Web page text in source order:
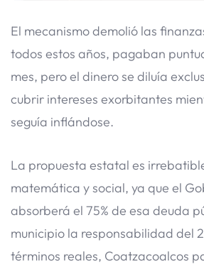
El mecanismo demolió las
todos estos años, pagaban
mes, pero el dinero se diluía
cubrir intereses exorbitantes
seguía inflándose.
​La propuesta estatal es
matemática y social, ya que el
absorberá el 75% de esa deuda
municipio la responsabilidad del
términos reales, Coatzacoalcos